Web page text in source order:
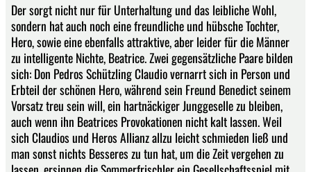
Der sorgt nicht nur für Unterhaltung und das leibliche Wohl,
sondern hat auch noch eine freundliche und hübsche Tochter,
Hero, sowie eine ebenfalls attraktive, aber leider für die Männer
zu intelligente Nichte, Beatrice. Zwei gegensätzliche Paare bilden
sich: Don Pedros Schützling Claudio vernarrt sich in Person und
Erbteil der schönen Hero, während sein Freund Benedict seinem
Vorsatz treu sein will, ein hartnäckiger Junggeselle zu bleiben,
auch wenn ihn Beatrices Provokationen nicht kalt lassen. Weil
sich Claudios und Heros Allianz allzu leicht schmieden ließ und
man sonst nichts Besseres zu tun hat, um die Zeit vergehen zu